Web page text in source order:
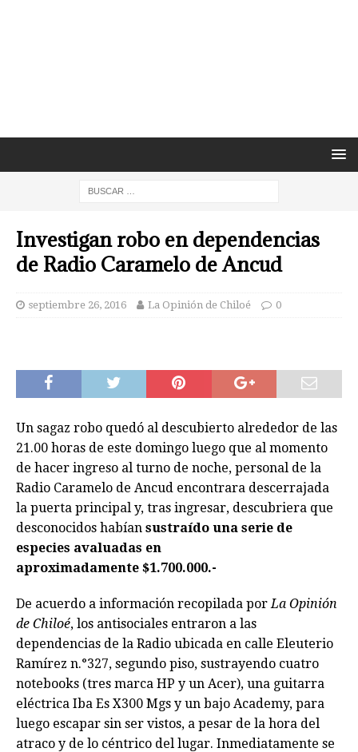
Investigan robo en dependencias
de Radio Caramelo de Ancud
septiembre 26, 2016 La Opinión de Chiloé 0
Un sagaz robo quedó al descubierto alrededor de las
21.00 horas de este domingo luego que al momento
de hacer ingreso al turno de noche, personal de la
Radio Caramelo de Ancud encontrara descerrajada
la puerta principal y, tras ingresar, descubriera que
desconocidos habían sustraído una serie de
especies avaluadas en
aproximadamente $1.700.000.-
De acuerdo a información recopilada porLa Opinión
de Chiloé, los antisociales entraron a las
dependencias de la Radio ubicada en calle Eleuterio
Ramírez n.°327, segundo piso, sustrayendo cuatro
notebooks (tres marca HP y un Acer), una guitarra
eléctrica Iba Es X300 Mgs y un bajo Academy, para
luego escapar sin ser vistos, a pesar de la hora del
atraco y de lo céntrico del lugar. Inmediatamente se